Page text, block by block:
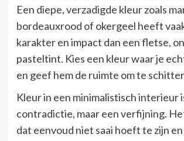
Een diepe, verzadigde kleur zoals
bordeauxrood of okergeel heeft
karakter en impact dan een fletse,
pasteltint. Kies een kleur waar je
en geef hem de ruimte om te
Kleur in een minimalistisch interieur
contradictie, maar een verfijning.
dat eenvoud niet saai hoeft te zijn